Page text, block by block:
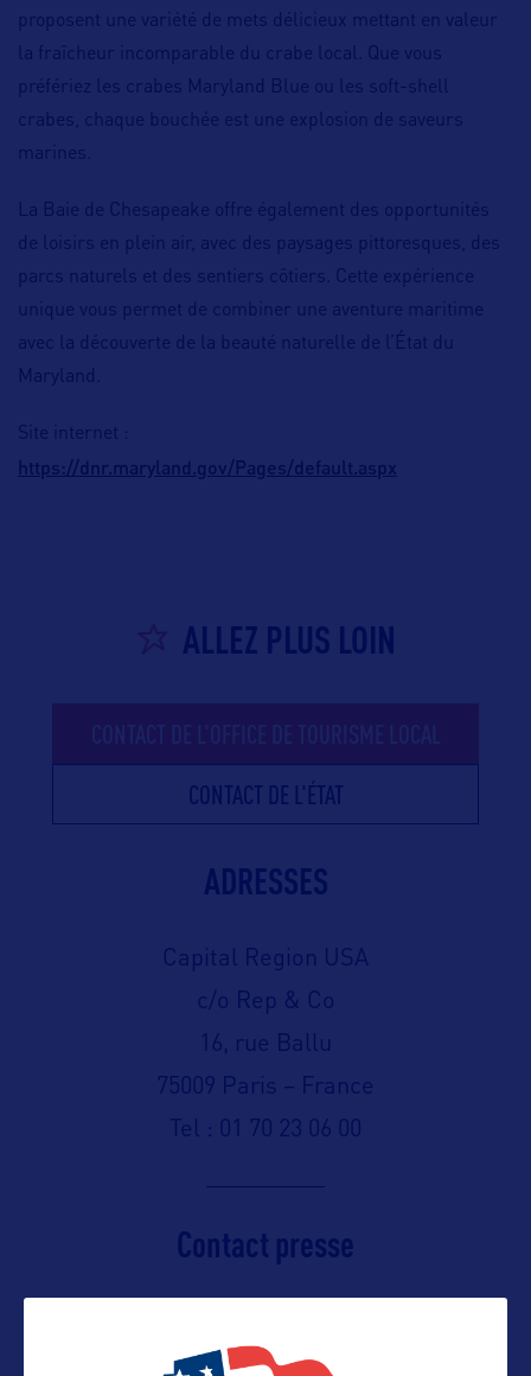
proposent une variété de mets délicieux mettant en valeur
la fraîcheur incomparable du crabe local. Que vous
préfériez les crabes Maryland Blue ou les soft-shell
crabes, chaque bouchée est une explosion de saveurs
marines.
La Baie de Chesapeake offre également des opportunités
de loisirs en plein air, avec des paysages pittoresques, des
parcs naturels et des sentiers côtiers. Cette expérience
unique vous permet de combiner une aventure maritime
avec la découverte de la beauté naturelle de l’État du
Maryland.
Site internet :
https://dnr.maryland.gov/Pages/default.aspx
ALLEZ PLUS LOIN
CONTACT DE L'ÉTAT
ADRESSES
Capital Region USA
c/o Rep & Co
16, rue Ballu
75009 Paris – France
Tel : 01 70 23 06 00
Contact presse